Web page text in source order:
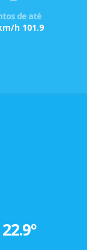
de até
h 101.9
22.9º